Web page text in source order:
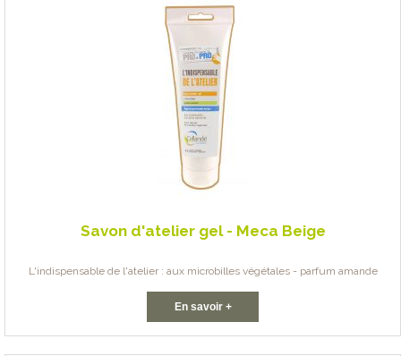
Savon d'atelier gel - Meca Beige
L'indispensable de l'atelier : aux microbilles végétales - parfum amande
En savoir +